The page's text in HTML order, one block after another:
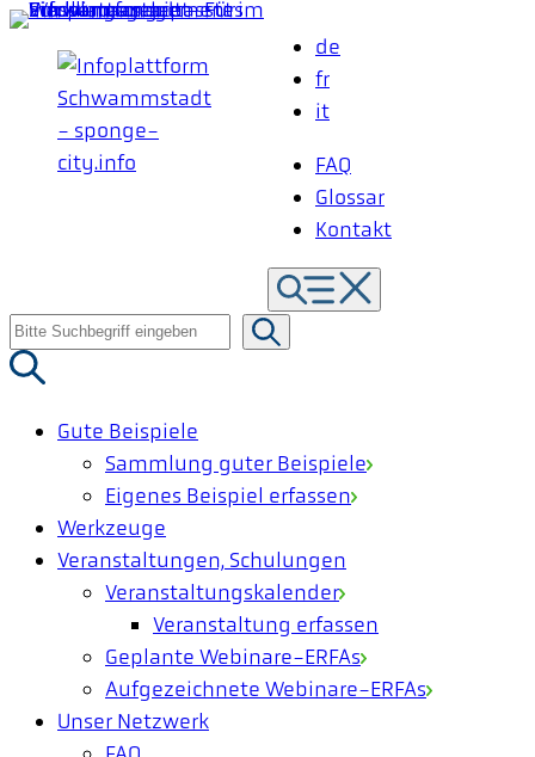
Zum
Inhalt
springen
de
fr
it
FAQ
Glossar
Kontakt
Suche
nach:
Gute Beispiele
Sammlung guter Beispiele
Eigenes Beispiel erfassen
Werkzeuge
Veranstaltungen, Schulungen
Veranstaltungskalender
Veranstaltung erfassen
Geplante Webinare-ERFAs
Aufgezeichnete Webinare-ERFAs
Unser Netzwerk